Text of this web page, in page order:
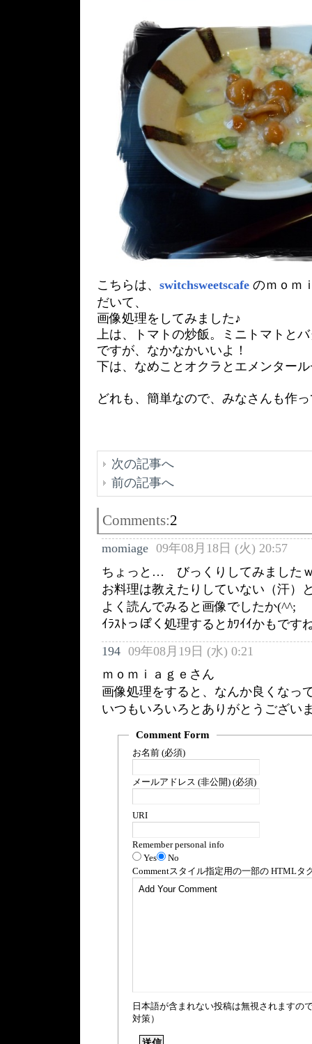
こちらは、 switchsweetscafe のｍｏｍ
だいて、
画像処理をしてみました♪
上は、トマトの炒飯。ミニトマトと
ですが、なかなかいいよ！
下は、なめことオクラとエメンター
どれも、簡単なので、みなさんも作
次の記事へ
前の記事へ
Comments:2
momiage 09年08月18日 (火) 20:57
ちょっと… びっくりしてみました
お料理は教えたりしていない（汗）
よく読んでみると画像でしたか(^^;
ｲﾗｽﾄっぽく処理するとｶﾜｲｲかもです
194 09年08月19日 (水) 0:21
ｍｏｍｉａｇｅさん
画像処理をすると、なんか良くなっ
いつもいろいろとありがとうござい
Comment Form
お名前 (必須)
メールアドレス (非公開) (必須)
URI
Remember personal info
Yes
No
Commentスタイル指定用の一部の HTMLタ
日本語が含まれない投稿は無視されますの
対策）